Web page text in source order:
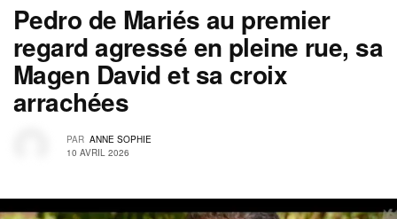
Pedro de Mariés au premier
regard agressé en pleine rue, sa
Magen David et sa croix
arrachées
PAR ANNE SOPHIE
10 AVRIL 2026